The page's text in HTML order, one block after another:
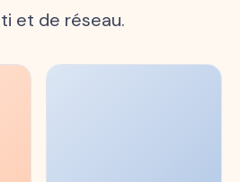
et de réseau.